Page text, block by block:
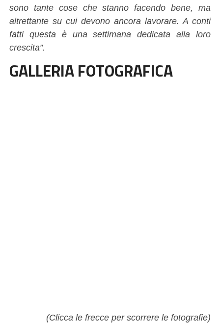
sono tante cose che stanno facendo bene, ma
altrettante su cui devono ancora lavorare. A conti
fatti questa è una settimana dedicata alla loro
crescita”.
GALLERIA FOTOGRAFICA
(Clicca le frecce per scorrere le fotografie)